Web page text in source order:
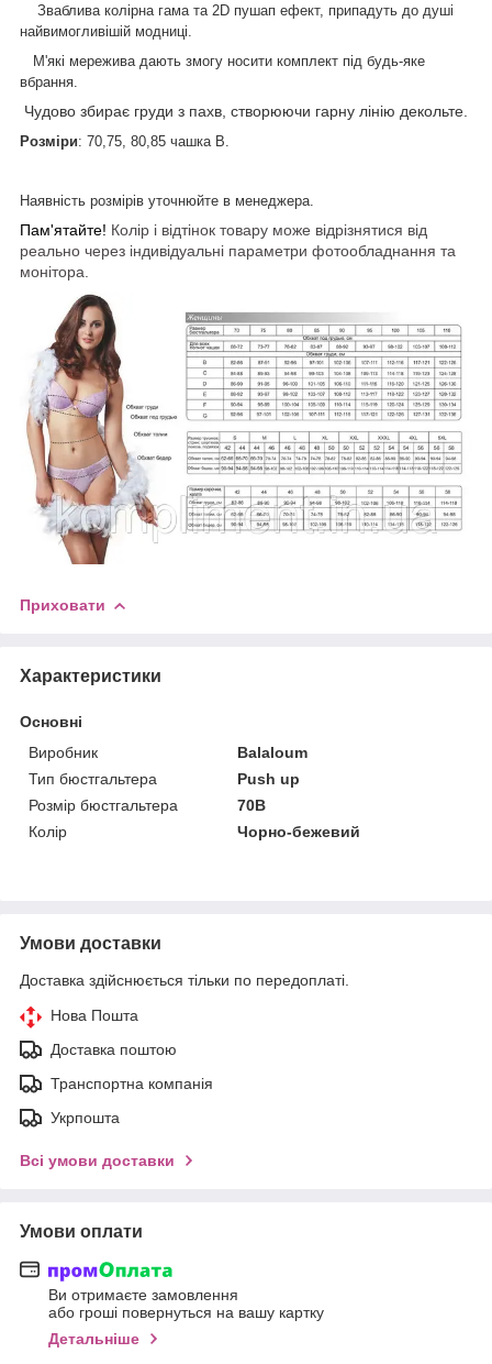
Зваблива колірна гама та 2D пушап ефект, припадуть до душі
найвимогливішій модниці.
М'які мережива дають змогу носити комплект під будь-яке
вбрання.
Чудово збирає груди з пахв, створюючи гарну лінію декольте.
Розміри: 70,75, 80,85 чашка В.
Наявність розмірів уточнюйте в менеджера.
Пам'ятайте! Колір і відтінок товару може відрізнятися від
реально через індивідуальні параметри фотообладнання та
монітора.
Приховати
Характеристики
Основні
Виробник
Balaloum
Тип бюстгальтера
Push up
Розмір бюстгальтера
70B
Колір
Чорно-бежевий
Умови доставки
Доставка здійснюється тільки по передоплаті.
Нова Пошта
Доставка поштою
Транспортна компанія
Укрпошта
Всі умови доставки
Умови оплати
Ви отримаєте замовлення
або гроші повернуться на вашу картку
Детальніше